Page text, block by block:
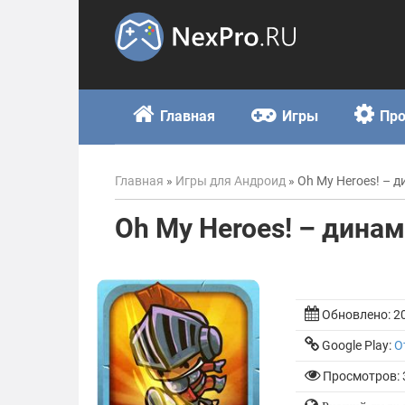
Главная Игры
Главная » Игры для Андроид » Oh My Heroes! –
Oh My Heroes! –
Обновлено:
Google Play:
Просмотров: